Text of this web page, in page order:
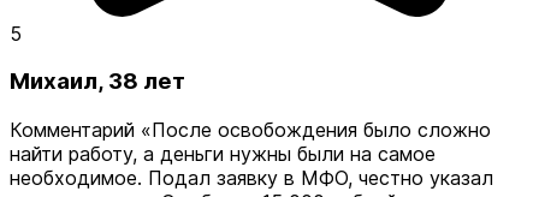
5
Михаил, 38 лет
Комментарий «После освобождения было сложно
найти работу, а деньги нужны были на самое
необходимое. Подал заявку в МФО, честно указал